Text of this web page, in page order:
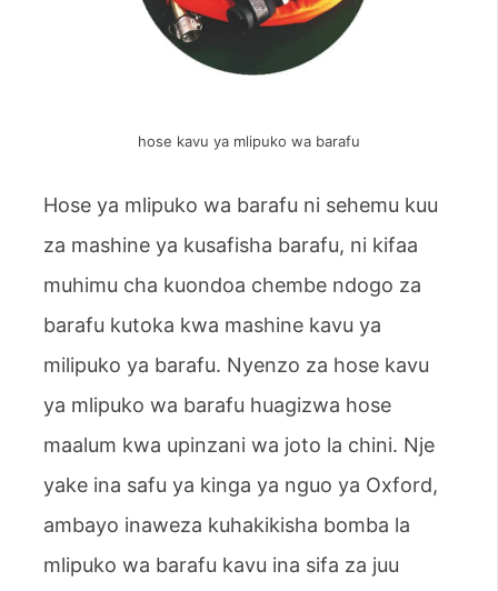
hose kavu ya mlipuko wa barafu
Hose ya mlipuko wa barafu ni sehemu kuu
za mashine ya kusafisha barafu, ni kifaa
muhimu cha kuondoa chembe ndogo za
barafu kutoka kwa mashine kavu ya
milipuko ya barafu. Nyenzo za hose kavu
ya mlipuko wa barafu huagizwa hose
maalum kwa upinzani wa joto la chini. Nje
yake ina safu ya kinga ya nguo ya Oxford,
ambayo inaweza kuhakikisha bomba la
mlipuko wa barafu kavu ina sifa za juu